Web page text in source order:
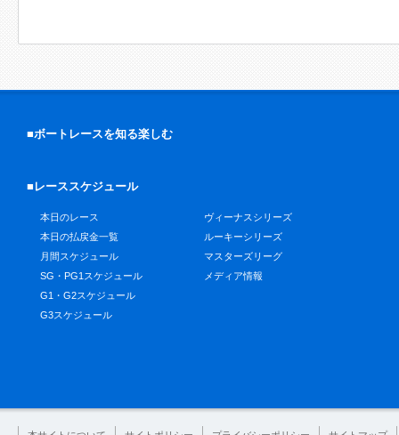
■ボートレースを知る楽しむ
■レーススケジュール
本日のレース
本日の払戻金一覧
月間スケジュール
SG・PG1スケジュール
G1・G2スケジュール
G3スケジュール
ヴィーナスシリーズ
ルーキーシリーズ
マスターズリーグ
メディア情報